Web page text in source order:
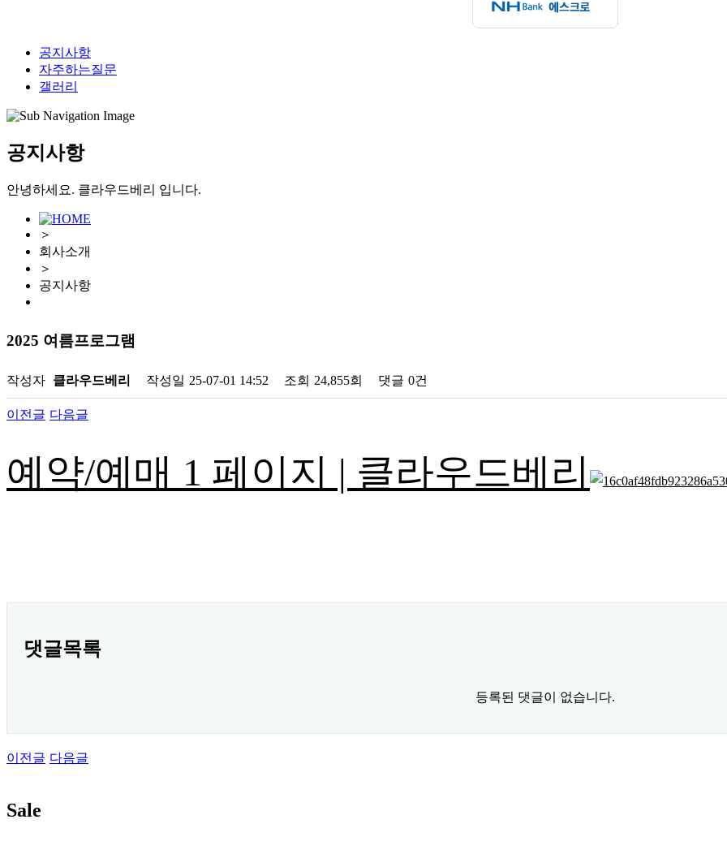
공지사항
자주하는질문
갤러리
공지사항
안녕하세요. 클라우드베리 입니다.
＞
회사소개
＞
공지사항
2025 여름프로그램
작성자 클라우드베리 작성일 25-07-01 14:52 조회 24,855회 댓글 0건
이전글 다음글
예약/예매 1 페이지 | 클라우드베리
댓글목록
등록된 댓글이 없습니다.
이전글 다음글
Sale